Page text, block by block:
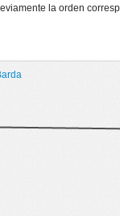
la orden